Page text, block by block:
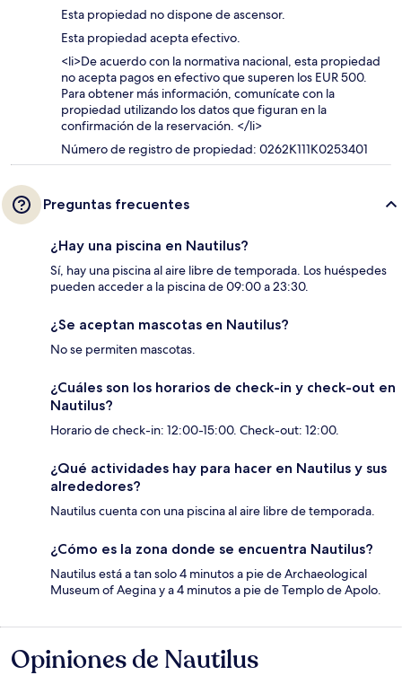
Esta propiedad no dispone de ascensor.
Esta propiedad acepta efectivo.
<li>De acuerdo con la normativa nacional, esta propiedad
no acepta pagos en efectivo que superen los EUR 500.
Para obtener más información, comunícate con la
propiedad utilizando los datos que figuran en la
confirmación de la reservación. </li>
Número de registro de propiedad: 0262K111K0253401
Preguntas frecuentes
¿Hay una piscina en Nautilus?
Sí, hay una piscina al aire libre de temporada. Los huéspedes
pueden acceder a la piscina de 09:00 a 23:30.
¿Se aceptan mascotas en Nautilus?
No se permiten mascotas.
¿Cuáles son los horarios de check-in y check-out en
Nautilus?
Horario de check-in: 12:00-15:00. Check-out: 12:00.
¿Qué actividades hay para hacer en Nautilus y sus
alrededores?
Nautilus cuenta con una piscina al aire libre de temporada.
¿Cómo es la zona donde se encuentra Nautilus?
Nautilus está a tan solo 4 minutos a pie de Archaeological
Museum of Aegina y a 4 minutos a pie de Templo de Apolo.
Opiniones
Opiniones de Nautilus